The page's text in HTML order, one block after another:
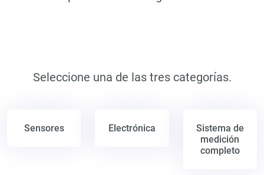
Seleccione una de las tres categorías.
Sensores Electrónica
Sistema de
medición
completo